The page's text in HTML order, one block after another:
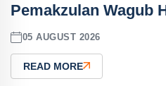
Pemakzulan Wagub
05 AUGUST 2026
READ MORE